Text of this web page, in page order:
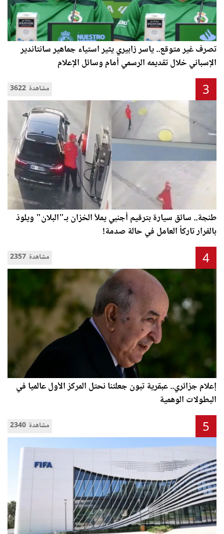
تصرف غير متوقع.. ياسر زابيري يثير استياء جماهير سانتاندير
الإسباني خلال تقديمه الرسمي أمام وسائل الإعلام
3622 مشاهدة 3
طنجة.. سائق سيارة بترقيم أجنبي يملأ الخزان بـ"البلان" ويلوذ
بالفرار تاركاً العامل في حالة صدمة!
2357 مشاهدة 4
إعلام جزائري.. عبقرية تبون جعلتنا نحتل المركز الأول عالميا في
البطولات الوهمية
2340 مشاهدة 5